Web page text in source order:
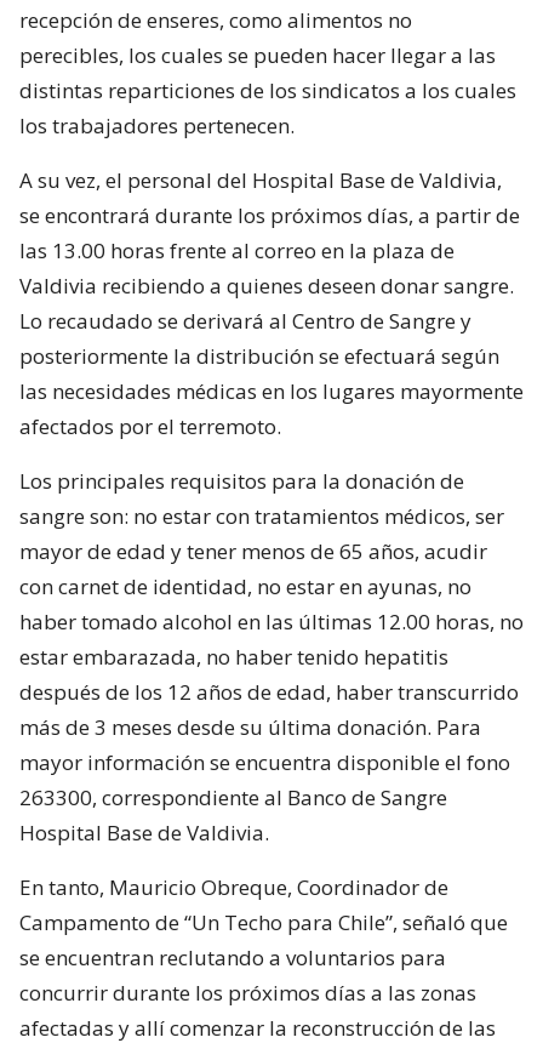
recepción de enseres, como alimentos no
perecibles, los cuales se pueden hacer llegar a las
distintas reparticiones de los sindicatos a los cuales
los trabajadores pertenecen.
A su vez, el personal del Hospital Base de Valdivia,
se encontrará durante los próximos días, a partir de
las 13.00 horas frente al correo en la plaza de
Valdivia recibiendo a quienes deseen donar sangre.
Lo recaudado se derivará al Centro de Sangre y
posteriormente la distribución se efectuará según
las necesidades médicas en los lugares mayormente
afectados por el terremoto.
Los principales requisitos para la donación de
sangre son: no estar con tratamientos médicos, ser
mayor de edad y tener menos de 65 años, acudir
con carnet de identidad, no estar en ayunas, no
haber tomado alcohol en las últimas 12.00 horas, no
estar embarazada, no haber tenido hepatitis
después de los 12 años de edad, haber transcurrido
más de 3 meses desde su última donación. Para
mayor información se encuentra disponible el fono
263300, correspondiente al Banco de Sangre
Hospital Base de Valdivia.
En tanto, Mauricio Obreque, Coordinador de
Campamento de “Un Techo para Chile”, señaló que
se encuentran reclutando a voluntarios para
concurrir durante los próximos días a las zonas
afectadas y allí comenzar la reconstrucción de las